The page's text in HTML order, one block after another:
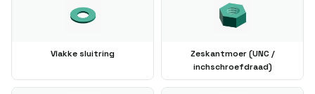
Vlakke sluitring
Zeskantmoer (UNC /
inchschroefdraad)